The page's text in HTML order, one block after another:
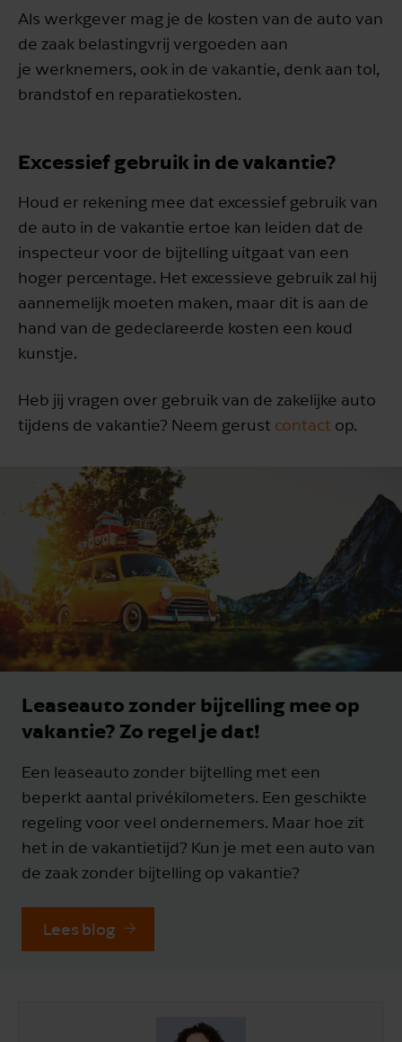
Als werkgever mag je de kosten van de auto van
de zaak belastingvrij vergoeden aan
je werknemers, ook in de vakantie, denk aan tol,
brandstof en reparatiekosten.
Excessief gebruik in de vakantie?
Houd er rekening mee dat excessief gebruik van
de auto in de vakantie ertoe kan leiden dat de
inspecteur voor de bijtelling uitgaat van een
hoger percentage. Het excessieve gebruik zal hij
aannemelijk moeten maken, maar dit is aan de
hand van de gedeclareerde kosten een koud
kunstje.
Heb jij vragen over gebruik van de zakelijke auto
tijdens de vakantie? Neem gerust contact op.
Leaseauto zonder bijtelling mee op
vakantie? Zo regel je dat!
Een leaseauto zonder bijtelling met een
beperkt aantal privékilometers. Een geschikte
regeling voor veel ondernemers. Maar hoe zit
het in de vakantietijd? Kun je met een auto van
de zaak zonder bijtelling op vakantie?
Lees blog